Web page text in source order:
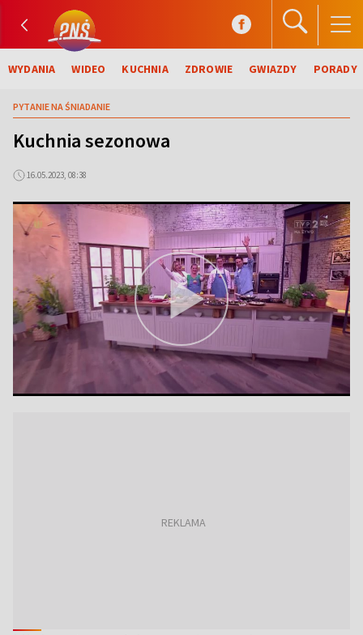
WYDANIA WIDEO KUCHNIA ZDROWIE GWIAZDY PORADY
PYTANIE NA ŚNIADANIE
Kuchnia sezonowa
16.05.2023, 08:38